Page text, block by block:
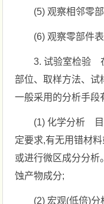
(5) 观察相邻零
(6) 观察零部件
3. 试验室检验
部位、取样方法、试
一般采用的分析手段
(1) 化学分析 目
定要求,有无用错材
或进行微区成分分析
蚀产物成分;
(2) 宏观(低倍)